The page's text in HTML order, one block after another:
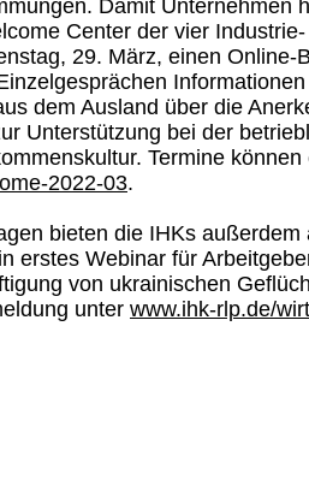
Damit Unternehmen
Center der vier
29. März, einen Online-
dem Ausland über die
Unterstützung bei der
Termine
2022-03.
bieten die IHKs außerdem
erstes Webinar für
von ukrainischen
unter www.ihk-rlp.de/